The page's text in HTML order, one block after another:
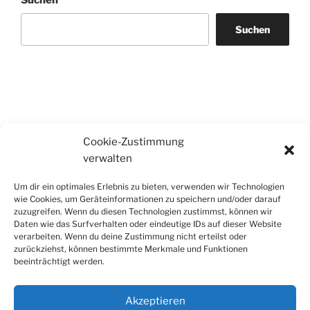
Cookie-Zustimmung
verwalten
Um dir ein optimales Erlebnis zu bieten, verwenden wir Technologien
wie Cookies, um Geräteinformationen zu speichern und/oder darauf
zuzugreifen. Wenn du diesen Technologien zustimmst, können wir
Daten wie das Surfverhalten oder eindeutige IDs auf dieser Website
verarbeiten. Wenn du deine Zustimmung nicht erteilst oder
zurückziehst, können bestimmte Merkmale und Funktionen
beeinträchtigt werden.
Akzeptieren
Suchen